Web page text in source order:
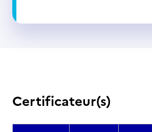
Certificateur(s)